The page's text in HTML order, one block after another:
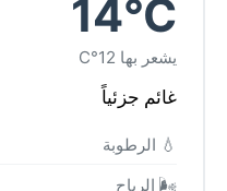
14°C
يشعر بها 12°C
غائم جزئياً
💧 الرطوبة
🌬️ الرياح